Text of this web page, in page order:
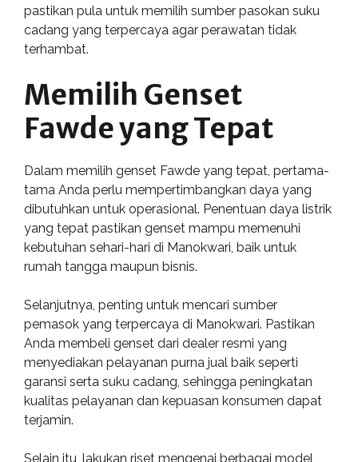
pastikan pula untuk memilih sumber pasokan suku
cadang yang terpercaya agar perawatan tidak
terhambat.
Memilih Genset
Fawde yang Tepat
Dalam memilih genset Fawde yang tepat, pertama-
tama Anda perlu mempertimbangkan daya yang
dibutuhkan untuk operasional. Penentuan daya listrik
yang tepat pastikan genset mampu memenuhi
kebutuhan sehari-hari di Manokwari, baik untuk
rumah tangga maupun bisnis.
Selanjutnya, penting untuk mencari sumber
pemasok yang terpercaya di Manokwari. Pastikan
Anda membeli genset dari dealer resmi yang
menyediakan pelayanan purna jual baik seperti
garansi serta suku cadang, sehingga peningkatan
kualitas pelayanan dan kepuasan konsumen dapat
terjamin.
Selain itu, lakukan riset mengenai berbagai model